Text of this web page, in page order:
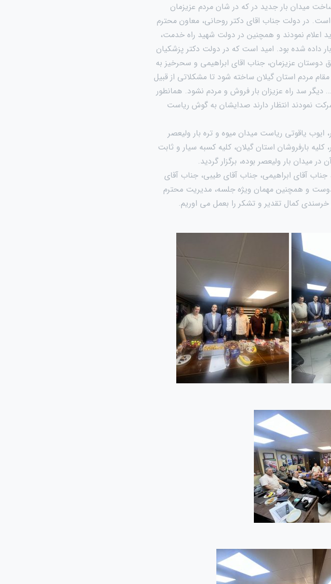
میدان بار جدید در که در شان مردم عزیزمان
در دولت جناب اقای دکتر روحانی، معاون محترم
اعلام نمودند و همچنین در دولت شهید راه خدمت،
داده شده بود. امید است که در دولت دکتر پزشکیان
عزیزمان، جناب اقای ابراهیمی و سحرخیز به
مردم استان گیلان ساخته شود تا مشکلاتی از قبیل
سد راه عزیزان بار فروش و مردم نشود. همانطور
نمودند انتظار دارند صدایشان به گوش ریاست
یاقوتی ریاست میدان میوه و تره بار ولیعصر
بارفروشان استان گیلان، کلیه کسبه سیار و ثابت
میدان بار ولیعصر بوده، برگزار گردید.
جناب آقای ابراهیمی، جناب آقای طیبی، جناب آقای
و همچنین مهمان ویژه جلسه، مدیریت محترم
کمال تقدیر و تشکر را بعمل می اوریم.